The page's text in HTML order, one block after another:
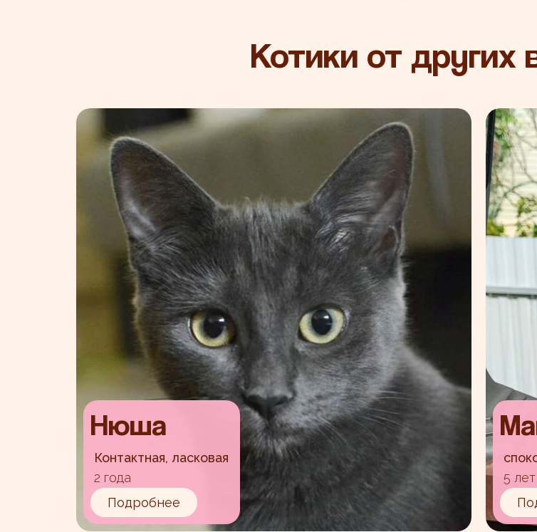
Котики от других
Нюша
Контактная, ласковая
2 года
Подробнее
5 лет